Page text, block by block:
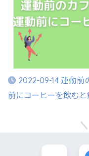
2022-09-14 運動前
前にコーヒーを飲むと